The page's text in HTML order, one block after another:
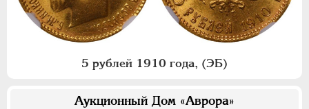
5 рублей 1910 года, (ЭБ)
Аукционный Дом «Аврора»